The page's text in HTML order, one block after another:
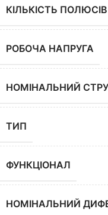
КІЛЬКІСТЬ ПОЛЮСІВ
РОБОЧА НАПРУГА
НОМІНАЛЬНИЙ
ТИП
ФУНКЦІОНАЛ
НОМІНАЛЬНИЙ